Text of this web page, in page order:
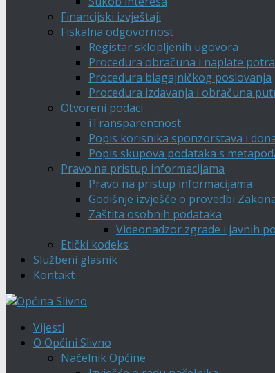
Financijski izvještaji
Fiskalna odgovornost
Registar sklopljenih ugovora
Procedura obračuna i naplate
Procedura blagajničkog poslovanja
Procedura izdavanja i obračuna
Otvoreni podaci
iTransparentnost
Popis korisnika sponzorstava i
Popis skupova podataka s
Pravo na pristup informacijama
Pravo na pristup informacijama
Godišnje izvješće o provedbi
Zaštita osobnih podataka
Videonadzor zgrade i javnih
Etički kodeks
Službeni glasnik
Kontakt
Vijesti
O Općini Slivno
Načelnik Općine